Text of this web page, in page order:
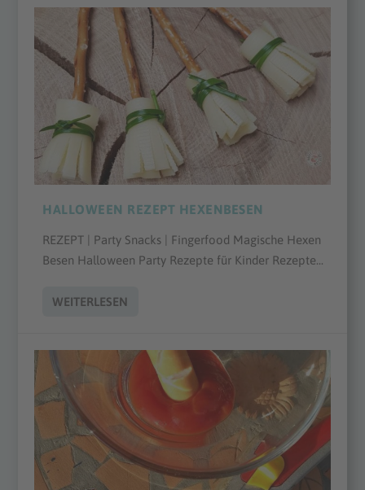
HALLOWEEN REZEPT HEXENBESEN
REZEPT | Party Snacks | Fingerfood Magische Hexen
Besen Halloween Party Rezepte für Kinder Rezepte...
WEITERLESEN